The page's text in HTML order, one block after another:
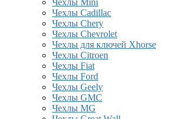
Чехлы Mini
Чехлы Cadillac
Чехлы Chery
Чехлы Chevrolet
Чехлы для ключей Xhorse
Чехлы Citroen
Чехлы Fiat
Чехлы Ford
Чехлы Geely
Чехлы GMC
Чехлы MG